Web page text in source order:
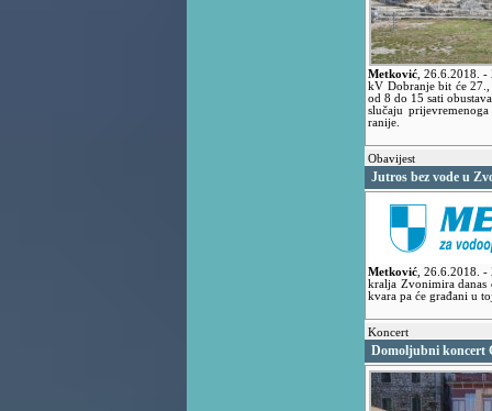
Metković 26.6.2018. -
kV Dobranje bit će
od 8 do 15 sati
slučaju
ranije.
Obavijest
Jutros bez vode u
Metković ,26.6.2018.-
kralja Zvonimira danas
kvara pa će građani u
Koncert
Domoljubni koncert